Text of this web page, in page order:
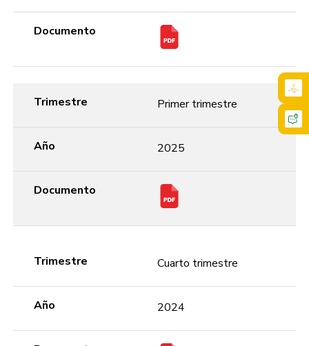
Documento
Trimestre Primer trimestre
Año 2025
Documento
Trimestre Cuarto trimestre
Año 2024